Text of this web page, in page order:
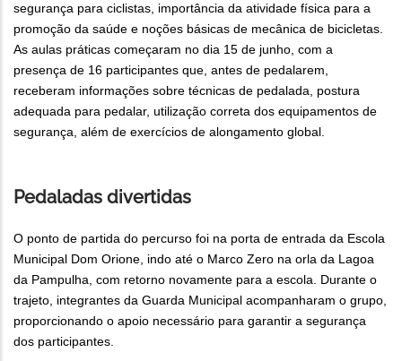
segurança para ciclistas, importância da atividade física para a
promoção da saúde e noções básicas de mecânica de bicicletas.
As aulas práticas começaram no dia 15 de junho, com a
presença de 16 participantes que, antes de pedalarem,
receberam informações sobre técnicas de pedalada, postura
adequada para pedalar, utilização correta dos equipamentos de
segurança, além de exercícios de alongamento global.
Pedaladas divertidas
O ponto de partida do percurso foi na porta de entrada da Escola
Municipal Dom Orione, indo até o Marco Zero na orla da Lagoa
da Pampulha, com retorno novamente para a escola. Durante o
trajeto, integrantes da Guarda Municipal acompanharam o grupo,
proporcionando o apoio necessário para garantir a segurança
dos participantes.